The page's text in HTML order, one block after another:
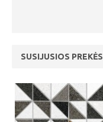
SUSIJUSIOS PREKĖS